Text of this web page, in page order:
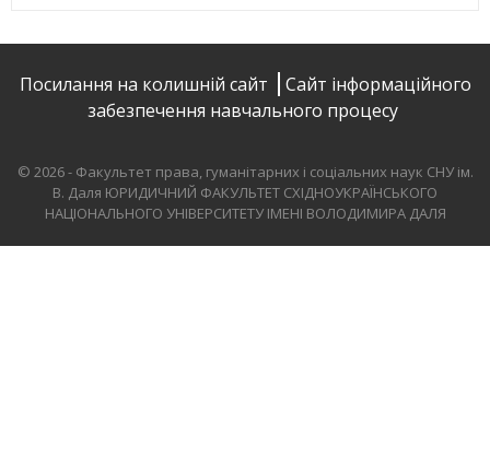
Посилання на колишній сайт
Сайт інформаційного
забезпечення навчального процесу
© 2026 - Факультет права, гуманітарних і соціальних наук СНУ ім.
В. Даля ЮРИДИЧНИЙ ФАКУЛЬТЕТ СХІДНОУКРАЇНСЬКОГО
НАЦІОНАЛЬНОГО УНІВЕРСИТЕТУ ІМЕНІ ВОЛОДИМИРА ДАЛЯ